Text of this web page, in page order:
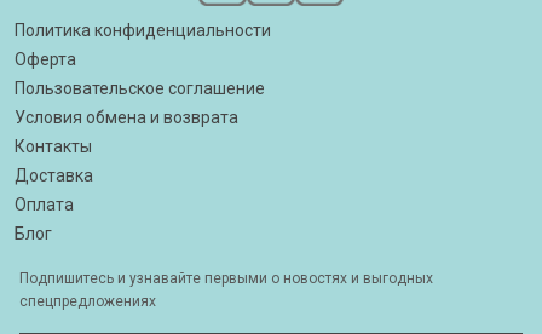
Политика конфиденциальности
Оферта
Пользовательское соглашение
Условия обмена и возврата
Контакты
Доставка
Оплата
Блог
Подпишитесь и узнавайте первыми о новостях и выгодных
спецпредложениях